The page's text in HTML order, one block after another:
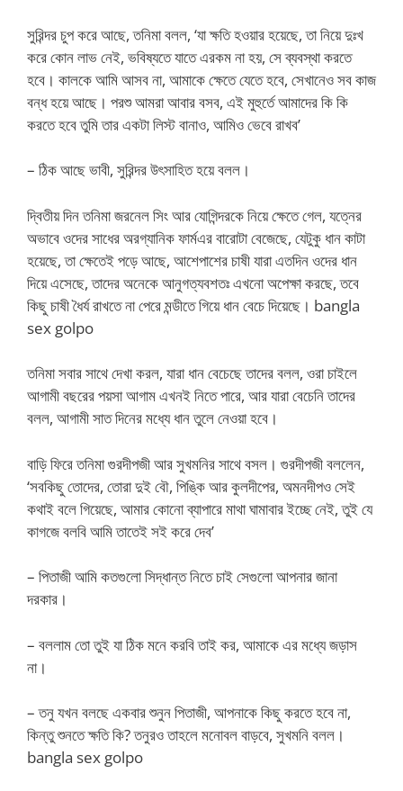
সুরিন্দর চুপ করে আছে, তনিমা বলল, ‘যা ক্ষতি হওয়ার হয়েছে, তা নিয়ে দুঃখ
করে কোন লাভ নেই, ভবিষ্যতে যাতে এরকম না হয়, সে ব্যবস্থা করতে
হবে। কালকে আমি আসব না, আমাকে ক্ষেতে যেতে হবে, সেখানেও সব কাজ
বন্ধ হয়ে আছে। পরশু আমরা আবার বসব, এই মুহুর্তে আমাদের কি কি
করতে হবে তুমি তার একটা লিস্ট বানাও, আমিও ভেবে রাখব’
– ঠিক আছে ভাবী, সুরিন্দর উৎসাহিত হয়ে বলল।
দ্বিতীয় দিন তনিমা জরনেল সিং আর যোগিন্দরকে নিয়ে ক্ষেতে গেল, যত্নের
অভাবে ওদের সাধের অরগ্যানিক ফার্মএর বারোটা বেজেছে, যেটুকু ধান কাটা
হয়েছে, তা ক্ষেতেই পড়ে আছে, আশেপাশের চাষী যারা এতদিন ওদের ধান
দিয়ে এসেছে, তাদের অনেকে আনুগত্যবশতঃ এখনো অপেক্ষা করছে, তবে
কিছু চাষী ধৈর্য রাখতে না পেরে মন্ডীতে গিয়ে ধান বেচে দিয়েছে। bangla
sex golpo
তনিমা সবার সাথে দেখা করল, যারা ধান বেচেছে তাদের বলল, ওরা চাইলে
আগামী বছরের পয়সা আগাম এখনই নিতে পারে, আর যারা বেচেনি তাদের
বলল, আগামী সাত দিনের মধ্যে ধান তুলে নেওয়া হবে।
বাড়ি ফিরে তনিমা গুরদীপজী আর সুখমনির সাথে বসল। গুরদীপজী বললেন,
‘সবকিছু তোদের, তোরা দুই বৌ, পিঙ্কি আর কুলদীপের, অমনদীপও সেই
কথাই বলে গিয়েছে, আমার কোনো ব্যাপারে মাথা ঘামাবার ইচ্ছে নেই, তুই যে
কাগজে বলবি আমি তাতেই সই করে দেব’
– পিতাজী আমি কতগুলো সিদ্ধান্ত নিতে চাই সেগুলো আপনার জানা
দরকার।
– বললাম তো তুই যা ঠিক মনে করবি তাই কর, আমাকে এর মধ্যে জড়াস
না।
– তনু যখন বলছে একবার শুনুন পিতাজী, আপনাকে কিছু করতে হবে না,
কিন্তু শুনতে ক্ষতি কি? তনুরও তাহলে মনোবল বাড়বে, সুখমনি বলল।
bangla sex golpo